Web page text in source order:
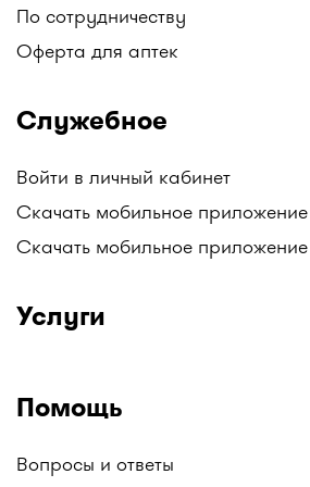
По сотрудничеству
Оферта для аптек
Служебное
Войти в личный кабинет
Скачать мобильное
Скачать мобильное
Услуги
Помощь
Вопросы и ответы